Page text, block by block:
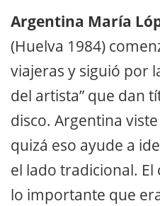
Argentina María
(Huelva 1984)
viajeras y siguió por
del artista” que dan
disco. Argentina
quizá eso ayude a
el lado tradicional.
lo importante que